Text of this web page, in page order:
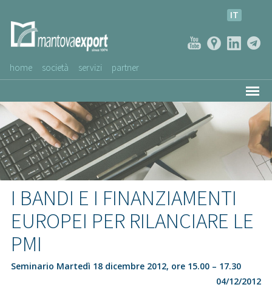
IT
home società servizi partner
AZIENDE CLIENTI
NEWS
VIDEO
SERVIZIO CLIENTI
I BANDI E I FINANZIAMENTI
EUROPEI PER RILANCIARE LE
PMI
Seminario Martedì 18 dicembre 2012, ore 15.00 – 17.30
04/12/2012